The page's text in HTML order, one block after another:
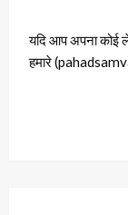
यदि आप अपना कोई
हमारे